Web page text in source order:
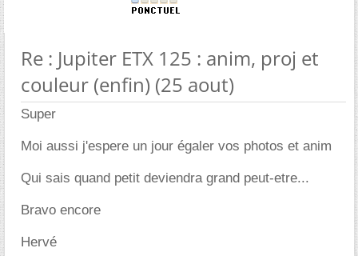
Re : Jupiter ETX 125 : anim, proj et
couleur (enfin) (25 aout)
Super
Moi aussi j'espere un jour égaler vos photos et anim
Qui sais quand petit deviendra grand peut-etre...
Bravo encore
Hervé